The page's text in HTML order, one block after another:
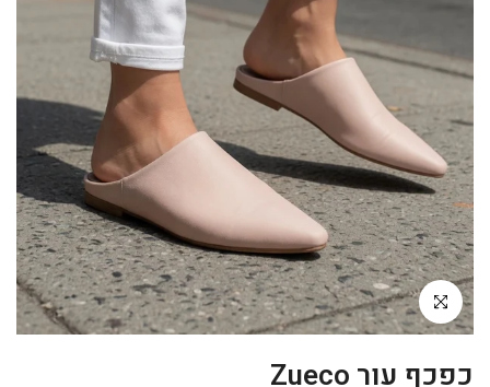
Click to enlarge
כפכף עור Zueco